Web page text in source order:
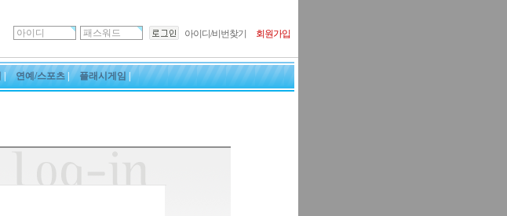
아이디/비번찾기 회원가입
|연예/스포츠| 플래시게임 |